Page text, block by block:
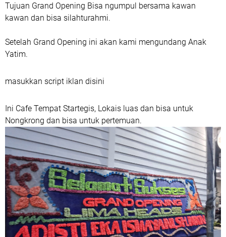
Tujuan Grand Opening Bisa ngumpul bersama kawan
kawan dan bisa silahturahmi.
Setelah Grand Opening ini akan kami mengundang Anak
Yatim.
masukkan script iklan disini
Ini Cafe Tempat Startegis, Lokais luas dan bisa untuk
Nongkrong dan bisa untuk pertemuan.